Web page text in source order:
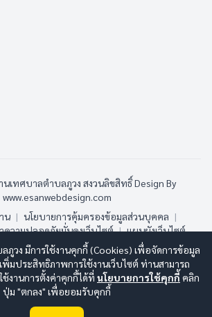
นเทศบาลตำบลภูวง สงวนลิขสิทธิ์Design By
www.esanwebdesign.com
น | นโยบายการคุ้มครองข้อมูลส่วนบุคคล |
ความปลอดภัยมั่นคงเว็บไซต์ | แผนผังเว็บไซต์
:19 ทั้งหมด:185 (ดูสถิติทั้งหมด)
ภูวง มีการใช้งานคุกกี้ (Cookies) เพื่อจัดการข้อมูล
มประสิทธิภาพการใช้งานเว็บไซต์ ท่านสามารถ
ช้งานการตั้งค่าคุกกี้ได้ที่ นโยบายการใช้คุกกี้ คลิก
ปุ่ม "ตกลง" เพื่อยอมรับคุกกี้